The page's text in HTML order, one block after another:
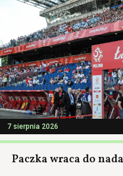
7 sierpnia 2026
Paczka wraca do